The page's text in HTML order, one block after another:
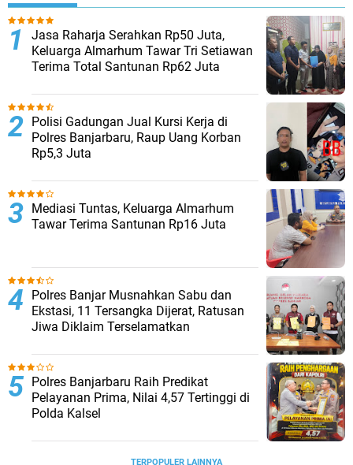
Jasa Raharja Serahkan Rp50 Juta,
Keluarga Almarhum Tawar Tri Setiawan
Terima Total Santunan Rp62 Juta
Polisi Gadungan Jual Kursi Kerja di
Polres Banjarbaru, Raup Uang Korban
Rp5,3 Juta
Mediasi Tuntas, Keluarga Almarhum
Tawar Terima Santunan Rp16 Juta
Polres Banjar Musnahkan Sabu dan
Ekstasi, 11 Tersangka Dijerat, Ratusan
Jiwa Diklaim Terselamatkan
Polres Banjarbaru Raih Predikat
Pelayanan Prima, Nilai 4,57 Tertinggi di
Polda Kalsel
TERPOPULER LAINNYA